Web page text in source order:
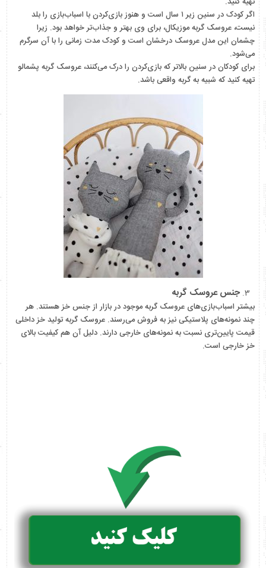
اگر کودک در سنین زیر ۱ سال است و هنوز بازی‌کردن با اسباب‌بازی را بلد
نیست، عروسک گربه موزیکال، برای وی بهتر و جذاب‌تر خواهد بود. زیرا
چشمان این مدل عروسک درخشان است و کودک مدت زمانی را با آن سرگرم
می‌شود.
برای کودکان در سنین بالاتر که بازی‌کردن را درک می‌کنند، عروسک گربه پشمالو
تهیه کنید که شبیه به گربه واقعی باشد.
جنس عروسک گربه
بیشتر اسباب‌بازی‌های عروسک گربه موجود در بازار از جنس خز هستند. هر
چند نمونه‌های پلاستیکی نیز به فروش می‌رسند. عروسک گربه تولید خز داخلی
قیمت پایین‌تری نسبت به نمونه‌های خارجی دارند. دلیل آن هم کیفیت بالای
خز خارجی است.